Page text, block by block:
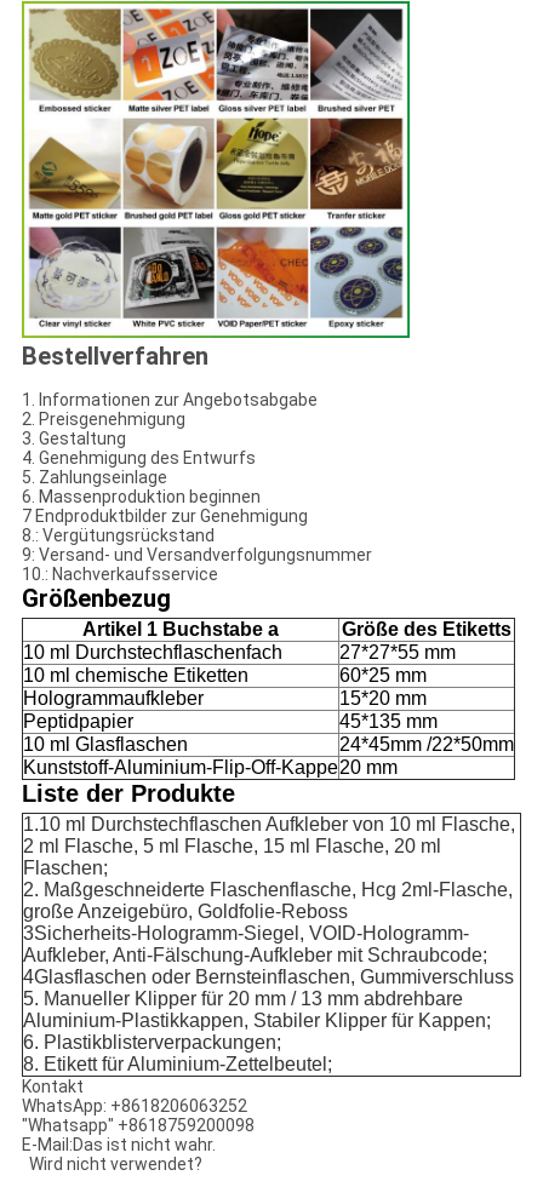
Bestellverfahren
1. Informationen zur Angebotsabgabe
2. Preisgenehmigung
3. Gestaltung
4. Genehmigung des Entwurfs
5. Zahlungseinlage
6. Massenproduktion beginnen
7 Endproduktbilder zur Genehmigung
8.: Vergütungsrückstand
9: Versand- und Versandverfolgungsnummer
10.: Nachverkaufsservice
Größenbezug
Artikel 1 Buchstabe a
Größe des Etiketts
10 ml Durchstechflaschenfach
27*27*55 mm
10 ml chemische Etiketten
60*25 mm
Hologrammaufkleber
15*20 mm
Peptidpapier
45*135 mm
10 ml Glasflaschen
24*45mm /22*50mm
Kunststoff-Aluminium-Flip-Off-Kappe20 mm
Liste der Produkte
1.10 ml Durchstechflaschen Aufkleber von 10 ml Flasche,
2 ml Flasche, 5 ml Flasche, 15 ml Flasche, 20 ml
Flaschen;
2. Maßgeschneiderte Flaschenflasche, Hcg 2ml-Flasche,
große Anzeigebüro, Goldfolie-Reboss
3Sicherheits-Hologramm-Siegel, VOID-Hologramm-
Aufkleber, Anti-Fälschung-Aufkleber mit Schraubcode;
4Glasflaschen oder Bernsteinflaschen, Gummiverschluss
5. Manueller Klipper für 20 mm / 13 mm abdrehbare
Aluminium-Plastikkappen, Stabiler Klipper für Kappen;
6. Plastikblisterverpackungen;
8. Etikett für Aluminium-Zettelbeutel;
Kontakt
WhatsApp: +8618206063252
"Whatsapp" +8618759200098
E-Mail:Das ist nicht wahr.
Wird nicht verwendet?